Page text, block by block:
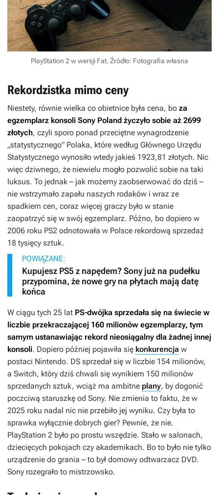
PlayStation 2 w wersji Fat. Źródło: Fotografia własna
Rekordzistka mimo ceny
Niestety, równie wielka co obietnice była cena, bo za
egzemplarz konsoli Sony Poland życzyło sobie aż 2699
złotych, czyli sporo ponad przeciętne wynagrodzenie
„statystycznego” Polaka, które według Głównego Urzędu
Statystycznego wynosiło wtedy jakieś 1923,81 złotych. Nic
więc dziwnego, że niewielu mogło pozwolić sobie na taki
luksus. To jednak – jak możemy zaobserwować do dziś –
nie wstrzymało zapału naszych rodaków i wraz ze
spadkiem cen, coraz więcej graczy było w stanie
zaopatrzyć się w swój egzemplarz. Późno, bo dopiero w
2006 roku PS2 odnotowała w Polsce rekordową sprzedaż
18 tysięcy sztuk.
POWIĄZANE:
Kupujesz PS5 z napędem? Sony już na pudełku
przypomina, że nowe gry na płytach mają datę
końca
W ciągu tych 25 lat PS-dwójka sprzedała się na świecie w
liczbie przekraczającej 160 milionów egzemplarzy, tym
samym ustanawiając rekord nieosiągalny dla żadnej innej
konsoli. Dopiero później pojawiła się konkurencja w
postaci Nintendo. DS sprzedał się w liczbie 154 milionów,
a Switch, który dziś chwali się wynikiem 150 milionów
sprzedanych sztuk, wciąż ma ambitne plany, by dogonić
poczciwą staruszkę od Sony. Nie zmienia to faktu, że w
2025 roku nadal nic nie przebiło jej wyniku. Czy była to
sprawka wyłącznie dobrych gier? Pewnie, że nie.
PlayStation 2 było po prostu wszędzie. Stało w salonach,
dziecięcych pokojach czy akademikach. Bo to było nie tylko
urządzenie do grania – to był domowy odtwarzacz DVD.
Sony rozegrało to mistrzowsko.